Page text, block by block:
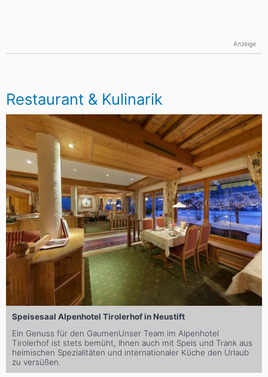
Anzeige
Restaurant & Kulinarik
Speisesaal Alpenhotel Tirolerhof in Neustift
Ein Genuss für den GaumenUnser Team im Alpenhotel
Tirolerhof ist stets bemüht, Ihnen auch mit Speis und Trank aus
heimischen Spezialitäten und internationaler Küche den Urlaub
zu versüßen.